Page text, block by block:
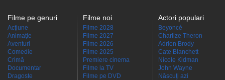
Filme pe genuri
Acţiune
Animaţie
Aventuri
Comedie
Crimă
Documentar
Dragoste
Filme noi
Filme 2028
Filme 2027
Filme 2026
Filme 2025
Premiere cinema
Filme la TV
Filme pe DVD
Actori populari
Beyoncé
Charlize Theron
Adrien Brody
Cate Blanchett
Nicole Kidman
John Wayne
Născuţi azi